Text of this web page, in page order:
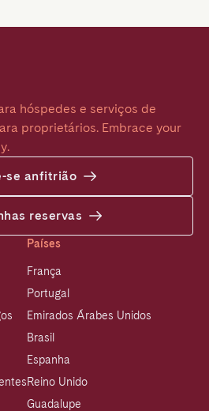
hóspedes e serviços de
proprietários. Embrace your
se anfitrião
reservas
Países
França
Portugal
Emirados Árabes Unidos
Brasil
Espanha
Reino Unido
Guadalupe